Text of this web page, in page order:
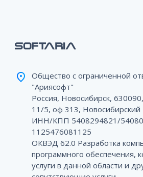
Общество с ограниченной
"Ариясофт"
Россия, Новосибирск,
11/5, оф 313, Новосибирский
ИНН/КПП 5408294821/
1125476081125
ОКВЭД 62.0 Разработка
программного обеспечения,
услуги в данной области и